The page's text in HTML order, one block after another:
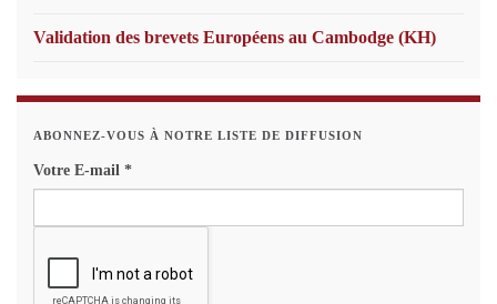
Validation des brevets Européens au Cambodge (KH)
ABONNEZ-VOUS À NOTRE LISTE DE DIFFUSION
Votre E-mail *